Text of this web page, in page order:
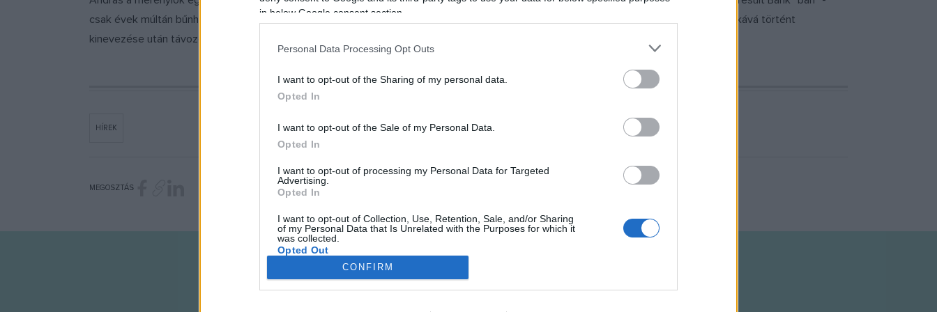
in below Google consent section.
Personal Data Processing Opt Outs
I want to opt-out of the Sharing of my personal data.
Opted In
I want to opt-out of the Sale of my Personal Data.
Opted In
I want to opt-out of processing my Personal Data for Targeted
Advertising.
Opted In
I want to opt-out of Collection, Use, Retention, Sale, and/or Sharing
of my Personal Data that Is Unrelated with the Purposes for which it
was collected.
Opted Out
CONFIRM
csak évek múltán bűnhődtek birtokaik elvesztésével. Bertold még visszatért Magyarországra, ahonnan végleg 1218-ban, aquileiai pátriárkává történt
kinevezése után távozott.
HÍREK
MEGOSZTÁS